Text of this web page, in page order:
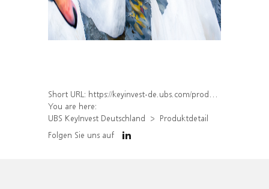
Short URL: https://keyinvest-de.ubs.com/produkt/detail/index/isin/DE000WA5XVT8
You are here:
UBS KeyInvest Deutschland
Produktdetail
Folgen Sie uns auf